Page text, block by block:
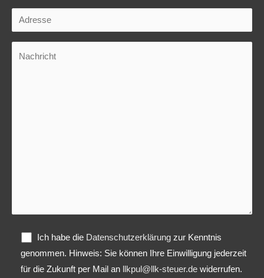
Ich habe die Datenschutzerklärung zur Kenntnis
genommen. Hinweis: Sie können Ihre Einwilligung jederzeit
für die Zukunft per Mail an
llkpul@llk-steuer.dewiderrufen.